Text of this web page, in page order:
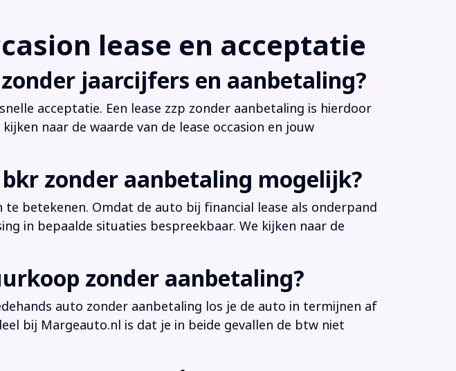
lease en acceptatie
jaarcijfers en aanbetaling?
acceptatie. Een lease zzp zonder aanbetaling is hierdoor
naar de waarde van de lease occasion en jouw
zonder aanbetaling mogelijk?
betekenen. Omdat de auto bij financial lease als onderpand
in bepaalde situaties bespreekbaar. We kijken naar de
zonder aanbetaling?
auto zonder aanbetaling los je de auto in termijnen af
bij Margeauto.nl is dat je in beide gevallen de btw niet